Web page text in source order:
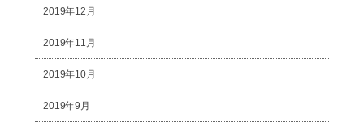
2019年12月
2019年11月
2019年10月
2019年9月